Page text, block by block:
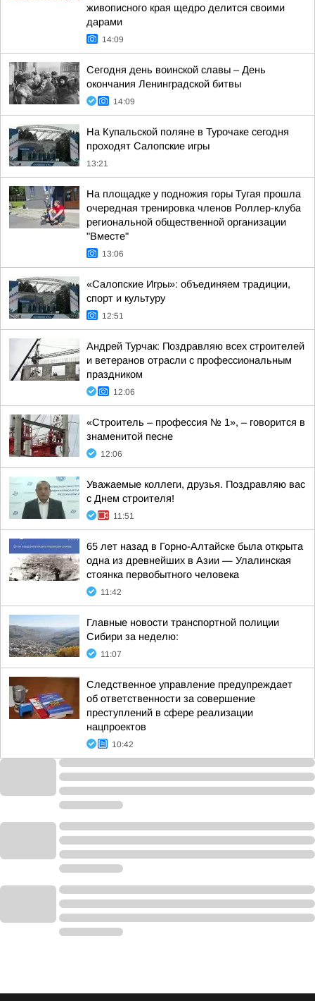
живописного края щедро делится своими
дарами
14:09
Сегодня день воинской славы – День
окончания Ленинградской битвы
14:09
На Купальской поляне в Турочаке сегодня
проходят Салопские игры
13:21
На площадке у подножия горы Тугая прошла
очередная тренировка членов Роллер-клуба
региональной общественной организации
"Вместе"
13:06
«Салопские Игры»: объединяем традиции,
спорт и культуру
12:51
Андрей Турчак: Поздравляю всех строителей
и ветеранов отрасли с профессиональным
праздником
12:06
«Строитель – профессия № 1», – говорится в
знаменитой песне
12:06
Уважаемые коллеги, друзья. Поздравляю вас
с Днем строителя!
11:51
65 лет назад в Горно-Алтайске была открыта
одна из древнейших в Азии — Улалинская
стоянка первобытного человека
11:42
Главные новости транспортной полиции
Сибири за неделю:
11:07
Следственное управление предупреждает
об ответственности за совершение
преступлений в сфере реализации
нацпроектов
10:42